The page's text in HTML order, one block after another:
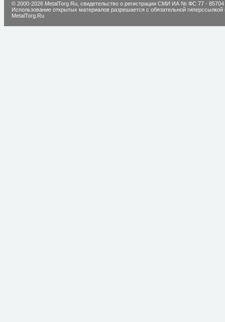
© 2000-2026 MetalTorg.Ru, cвидетельство о регистрации СМИ ИА № ФС 77 - 85704
Использование открытых материалов разрешается с обязательной гиперссылкой
MetalTorg.Ru